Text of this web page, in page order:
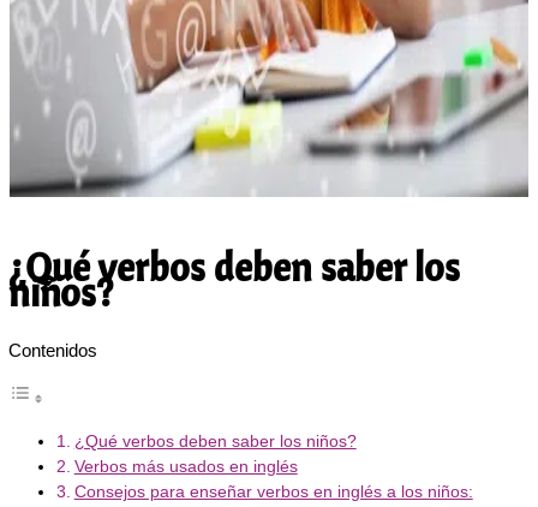
¿Qué verbos deben saber los
niños?
Contenidos
¿Qué verbos deben saber los niños?
Verbos más usados en inglés
Consejos para enseñar verbos en inglés a los niños: